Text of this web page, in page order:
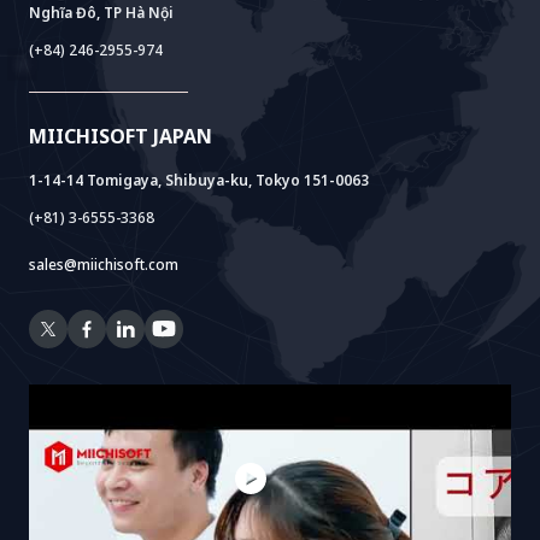
Nghĩa Đô, TP Hà Nội
(+84) 246-2955-974
MIICHISOFT JAPAN
1-14-14 Tomigaya, Shibuya-ku, Tokyo 151-0063
(+81) 3-6555-3368
sales@miichisoft.com
Power Lab
Cloud Lab
Meet AI+
AI+ Package
RAG Package
Mô Hình BOT
Hỗ Trợ Thành Lập Pháp Nhân